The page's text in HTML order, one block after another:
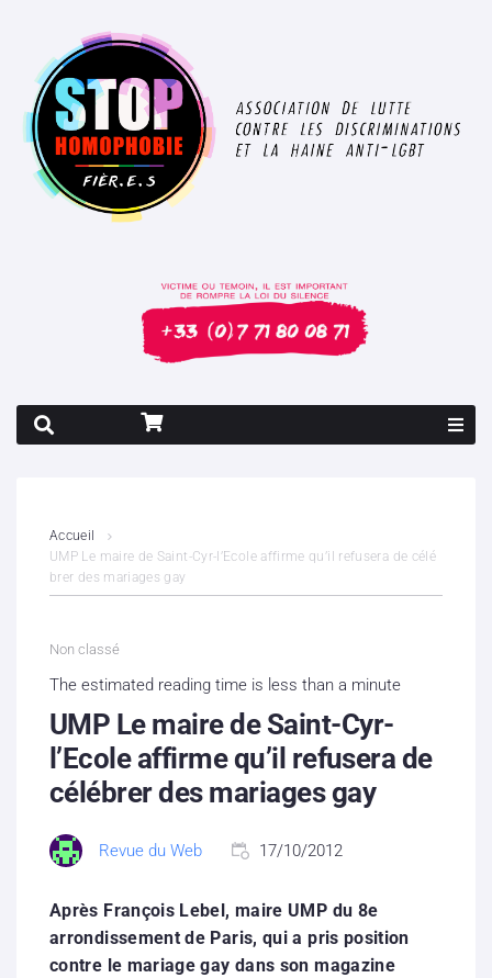
Contenus litigieux
Boutique
Partenaires
Contacts
Hébergement solidaire
Accueil
UMP Le maire de Saint-Cyr-l’Ecole affirme qu’il refusera de célé
brer des mariages gay
Non classé
The estimated reading time is less than a minute
UMP Le maire de Saint-Cyr-
l’Ecole affirme qu’il refusera de
célébrer des mariages gay
Revue du Web 17/10/2012
Après François Lebel, maire UMP du 8e
arrondissement de Paris, qui a pris position
contre le mariage gay dans son magazine